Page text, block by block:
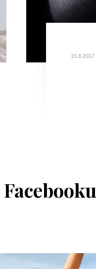
15.8.2017
Facebooku